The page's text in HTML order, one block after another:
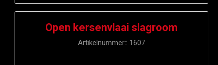
Open kersenvlaai slagroom
Artikelnummer:: 1607